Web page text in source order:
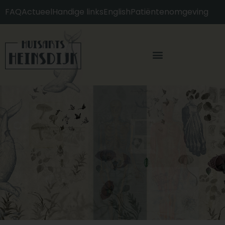
FAQActueelHandige linksEnglishPatiëntenomgeving